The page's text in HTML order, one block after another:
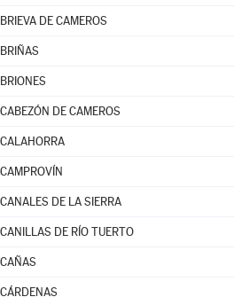
BRIEVA DE CAMEROS
BRIÑAS
BRIONES
CABEZÓN DE CAMEROS
CALAHORRA
CAMPROVÍN
CANALES DE LA SIERRA
CANILLAS DE RÍO TUERTO
CAÑAS
CÁRDENAS